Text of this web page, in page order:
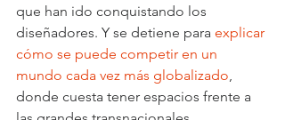
que han ido conquistando los
diseñadores. Y se detiene para explicar
cómo se puede competir en un
mundo cada vez más globalizado,
donde cuesta tener espacios frente a